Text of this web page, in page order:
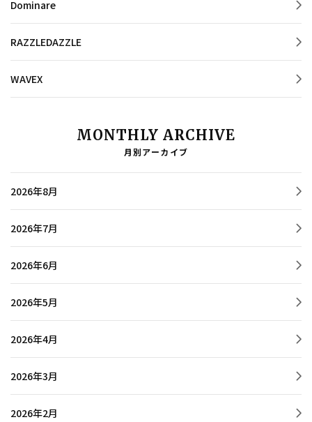
Dominare
RAZZLEDAZZLE
WAVEX
MONTHLY ARCHIVE
月別アーカイブ
2026年8月
2026年7月
2026年6月
2026年5月
2026年4月
2026年3月
2026年2月